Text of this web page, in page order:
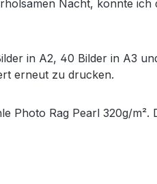
Nacht, konnte
in A2, 40 Bilder in A3
erneut zu drucken.
Rag Pearl 320g/